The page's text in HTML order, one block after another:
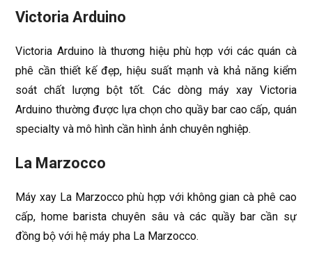
Victoria Arduino
Victoria Arduino là thương hiệu phù hợp với các quán cà
phê cần thiết kế đẹp, hiệu suất mạnh và khả năng kiểm
soát chất lượng bột tốt. Các dòng máy xay Victoria
Arduino thường được lựa chọn cho quầy bar cao cấp, quán
specialty và mô hình cần hình ảnh chuyên nghiệp.
La Marzocco
Máy xay La Marzocco phù hợp với không gian cà phê cao
cấp, home barista chuyên sâu và các quầy bar cần sự
đồng bộ với hệ máy pha La Marzocco.